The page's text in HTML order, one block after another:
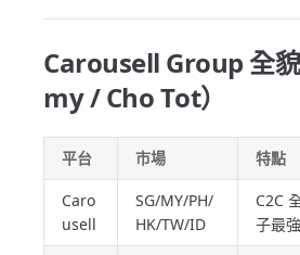
Carousell Group 全
my / Cho Tot）
平台 市場 特點
Caro
usell
SG/MY/PH/
HK/TW/ID
C2C
子最強